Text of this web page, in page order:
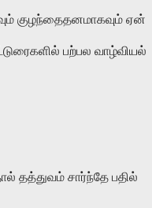
குழந்தைதனமாகவும் ஏன்
பற்பல வாழ்வியல்
தத்துவம் சார்ந்தே பதில்